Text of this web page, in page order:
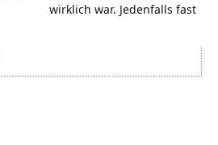
wirklich war. Jedenfalls fast